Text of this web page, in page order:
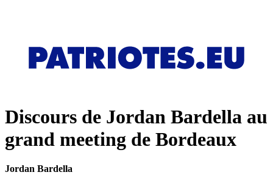
Discours de Jordan Bardella au
grand meeting de Bordeaux
Jordan Bardella